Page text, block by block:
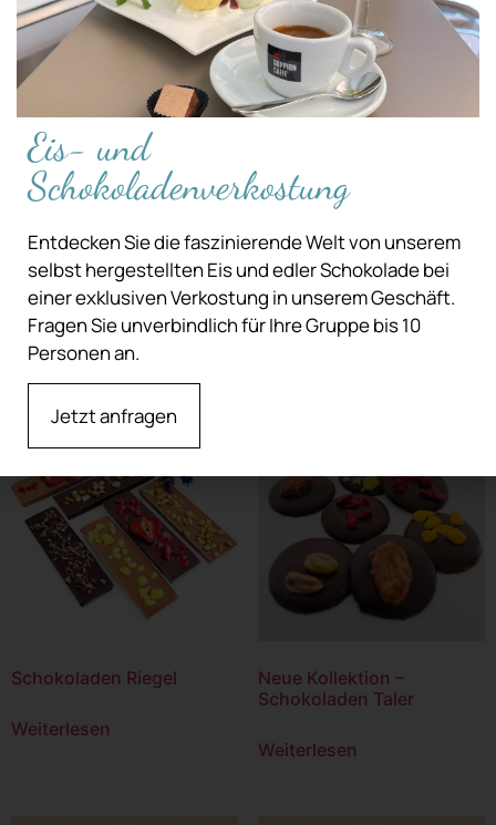
Zartbitter
Orange/Kakaosplitter
Weiterlesen
Bruchschokoladen
Mischung
Schokoladen Riegel
Weiterlesen
Neue Kollektion –
Schokoladen Taler
Weiterlesen
Eis- und
Schokoladenverkostung
Entdecken Sie die faszinierende Welt von unserem
selbst hergestellten Eis und edler Schokolade bei
einer exklusiven Verkostung in unserem Geschäft.
Fragen Sie unverbindlich für Ihre Gruppe bis 10
Personen an.
Jetzt anfragen